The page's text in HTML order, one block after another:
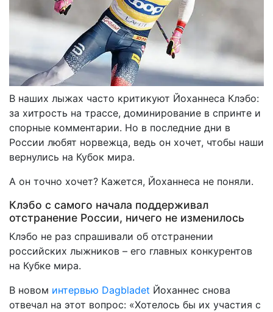
В наших лыжах часто критикуют Йоханнеса Клэбо:
за хитрость на трассе, доминирование в спринте и
спорные комментарии. Но в последние дни в
России любят норвежца, ведь он хочет, чтобы наши
вернулись на Кубок мира.
А он точно хочет? Кажется, Йоханнеса не поняли.
Клэбо с самого начала поддерживал
отстранение России, ничего не изменилось
Клэбо не раз спрашивали об отстранении
российских лыжников – его главных конкурентов
на Кубке мира.
В новом интервью Dagbladet Йоханнес снова
отвечал на этот вопрос: «Хотелось бы их участия с